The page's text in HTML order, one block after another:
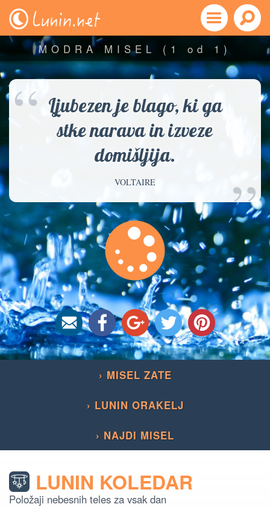
MODRA MISEL (1 od 1)
Ljubezen je blago, ki ga
stke narava in izveze
domišljija.
VOLTAIRE ”
“
› MISEL ZATE
› LUNIN ORAKELJ
› NAJDI MISEL
LUNIN KOLEDAR
Položaji nebesnih teles za vsak dan